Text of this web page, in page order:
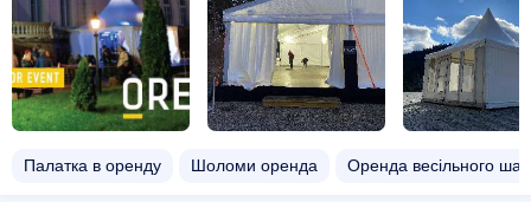
Палатка в оренду Шоломи оренда Оренда весільного